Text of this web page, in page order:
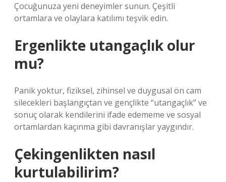
Çocuğunuza yeni deneyimler sunun. Çeşitli
ortamlara ve olaylara katılımı teşvik edin.
Ergenlikte utangaçlık olur
mu?
Panik yoktur, fiziksel, zihinsel ve duygusal ön cam
silecekleri başlangıçtan ve gençlikte “utangaçlık” ve
sonuç olarak kendilerini ifade edememe ve sosyal
ortamlardan kaçınma gibi davranışlar yaygındır.
Çekingenlikten nasıl
kurtulabilirim?